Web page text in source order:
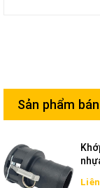
Sản phẩm